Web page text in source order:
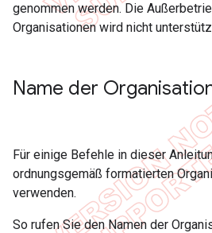
genommen werden. Die
Organisationen wird nicht
Name der
Für einige Befehle in dieser
ordnungsgemäß formatierten
verwenden.
So rufen Sie den Namen der